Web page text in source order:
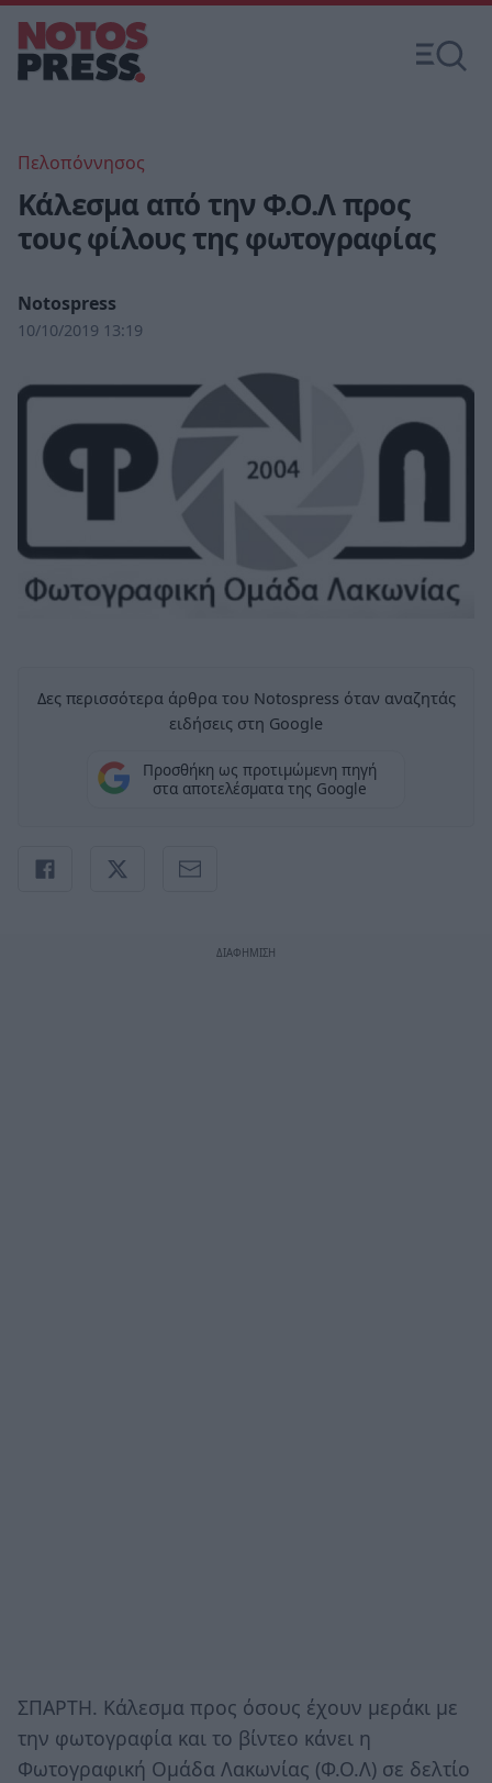
Πελοπόννησος
Κάλεσμα από την Φ.Ο.Λ προς
τους φίλους της φωτογραφίας
Notospress
10/10/2019 13:19
Δες περισσότερα άρθρα του Notospress όταν αναζητάς
ειδήσεις στη Google
Προσθήκη ως προτιμώμενη πηγή
στα αποτελέσματα της Google
ΣΠΑΡΤΗ. Κάλεσμα προς όσους έχουν μεράκι με
την φωτογραφία και το βίντεο κάνει η
Φωτογραφική Ομάδα Λακωνίας (Φ.Ο.Λ) σε δελτίο